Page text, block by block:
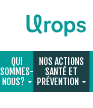
contenu
Navigation
principale
QUI
SOMMES-
NOUS?
NOS ACTIONS
SANTÉ ET
PRÉVENTION